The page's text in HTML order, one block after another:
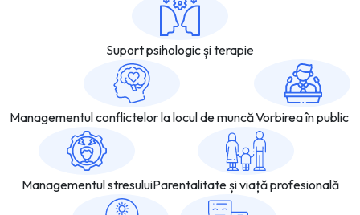
Suport psihologic și terapie
Managementul conflictelor la locul de muncăVorbirea în public
Managementul stresuluiParentalitate și viață profesională